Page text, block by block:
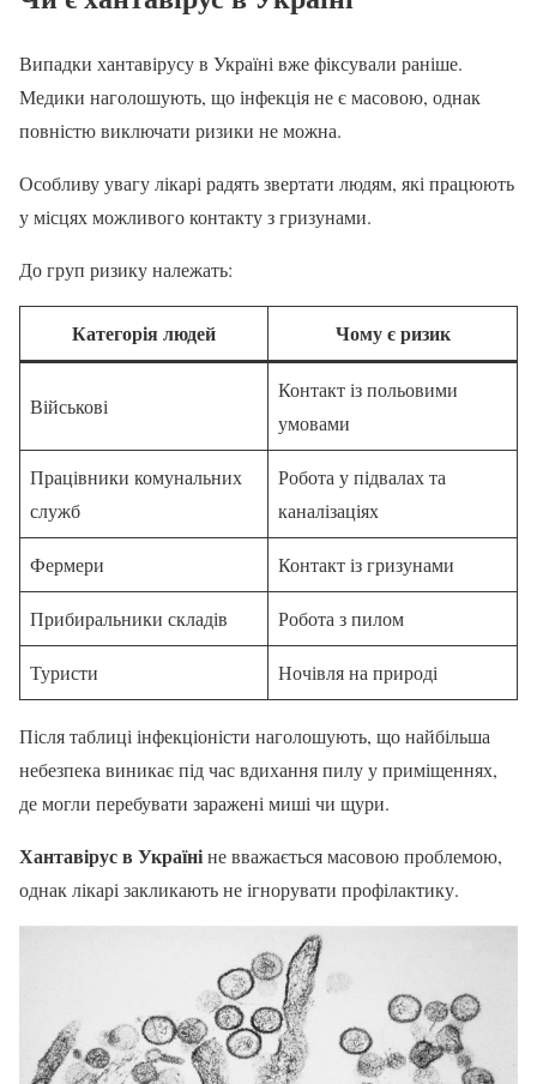
Випадки хантавірусу в Україні вже фіксували раніше.
Медики наголошують, що інфекція не є масовою, однак
повністю виключати ризики не можна.
Особливу увагу лікарі радять звертати людям, які працюють
у місцях можливого контакту з гризунами.
До груп ризику належать:
Категорія людей Чому є ризик
Військові
Контакт із польовими
умовами
Працівники комунальних
служб
Робота у підвалах та
каналізаціях
Фермери Контакт із гризунами
Прибиральники складів Робота з пилом
Туристи Ночівля на природі
Після таблиці інфекціоністи наголошують, що найбільша
небезпека виникає під час вдихання пилу у приміщеннях,
де могли перебувати заражені миші чи щури.
Хантавірус в Україніне вважається масовою проблемою,
однак лікарі закликають не ігнорувати профілактику.